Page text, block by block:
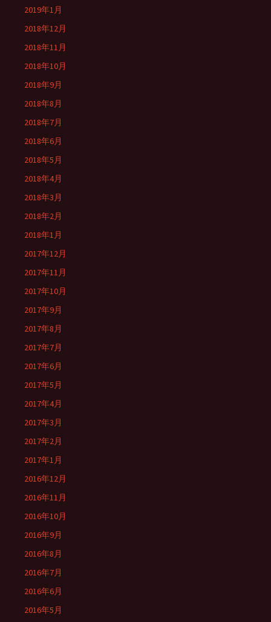
2019年1月
2018年12月
2018年11月
2018年10月
2018年9月
2018年8月
2018年7月
2018年6月
2018年5月
2018年4月
2018年3月
2018年2月
2018年1月
2017年12月
2017年11月
2017年10月
2017年9月
2017年8月
2017年7月
2017年6月
2017年5月
2017年4月
2017年3月
2017年2月
2017年1月
2016年12月
2016年11月
2016年10月
2016年9月
2016年8月
2016年7月
2016年6月
2016年5月